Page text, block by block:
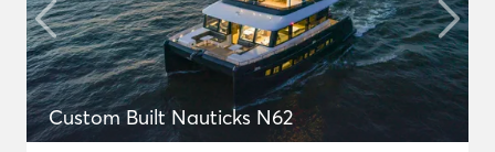
Custom Built Nauticks N62